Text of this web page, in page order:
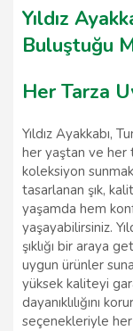
Yıldız
Buluştuğu
Her Tarza
Yıldız Ayakkabı,
her yaştan ve her
koleksiyon
tasarlanan şık,
yaşamda hem
yaşayabilirsiniz.
şıklığı bir araya
uygun ürünler
yüksek kaliteyi
dayanıklılığını
seçenekleriyle